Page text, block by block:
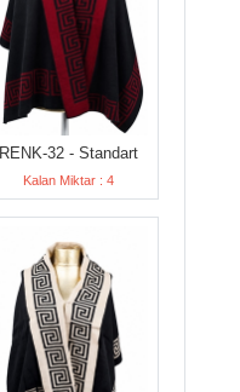
RENK-32 - Standart
Kalan Miktar : 4